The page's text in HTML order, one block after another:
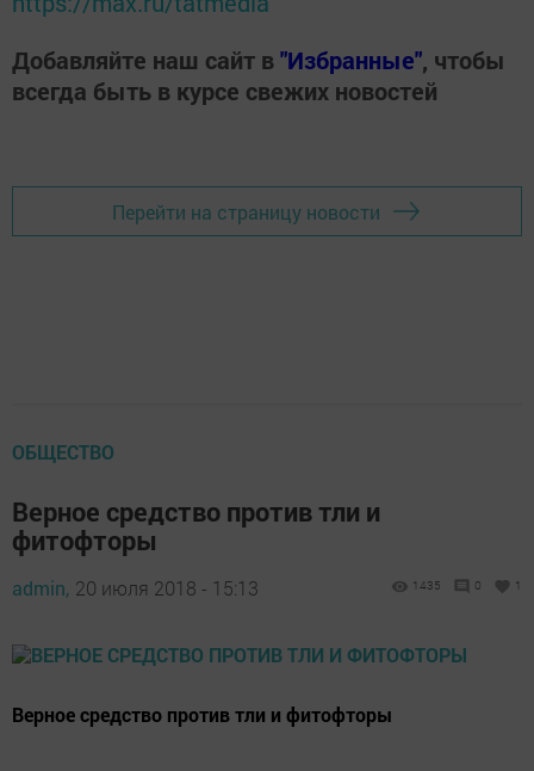
Добавляйте наш сайт в"Избранные", чтобы
всегда быть в курсе свежих новостей
Перейти на страницу новости
ОБЩЕСТВО
Верное средство против тли и
фитофторы
admin, 20 июля 2018 - 15:13 1435 0 1
Верное средство против тли и фитофторы